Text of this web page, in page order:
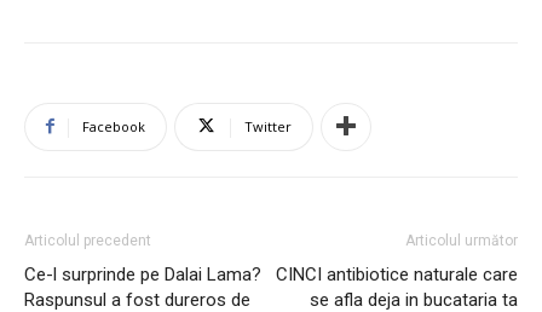
Facebook Twitter
Articolul precedent
Ce-l surprinde pe Dalai Lama?
Raspunsul a fost dureros de
Articolul următor
CINCI antibiotice naturale care
se afla deja in bucataria ta